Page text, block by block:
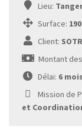
Lieu:
Surface:
Client:
Montant
Délai: 6 mois
Mission de
et